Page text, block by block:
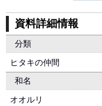
資料詳細情報
分類
ヒタキの仲間
和名
オオルリ